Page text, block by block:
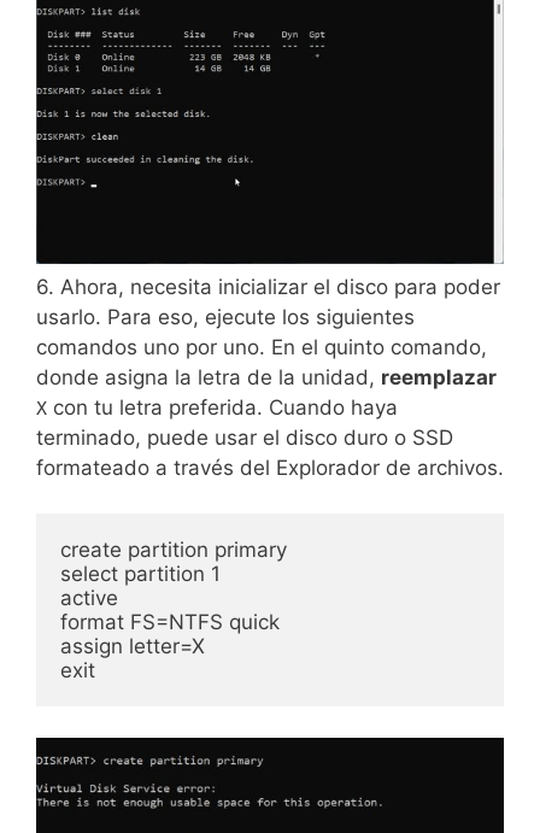
6. Ahora, necesita inicializar el disco para poder
usarlo. Para eso, ejecute los siguientes
comandos uno por uno. En el quinto comando,
donde asigna la letra de la unidad, reemplazar
X con tu letra preferida. Cuando haya
terminado, puede usar el disco duro o SSD
formateado a través del Explorador de archivos.
create partition primary
select partition 1
active
format FS=NTFS quick
assign letter=X
exit